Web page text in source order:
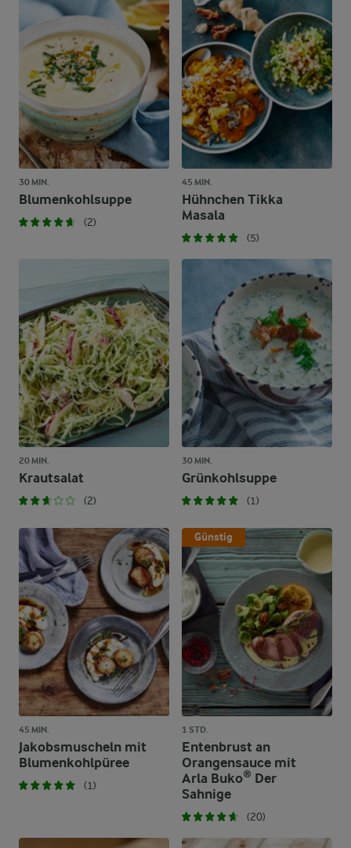
30 MIN.
Blumenkohlsuppe
(2)
45 MIN.
Hühnchen Tikka
Masala
(5)
20 MIN.
Krautsalat
(2)
30 MIN.
Grünkohlsuppe
(1)
45 MIN.
Jakobsmuscheln mit
Blumenkohlpüree
(1)
Günstig
1 STD.
Entenbrust an
Orangensauce mit
Arla Buko® Der
Sahnige
(20)